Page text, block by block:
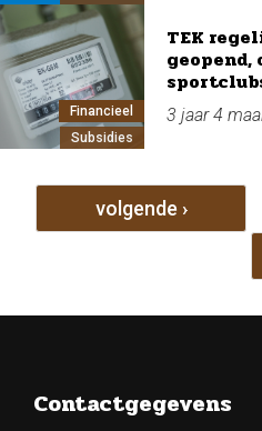
Financieel
Subsidies
TEK
3 jaar 4
Pagina's
volgende ›
Contactgegevens